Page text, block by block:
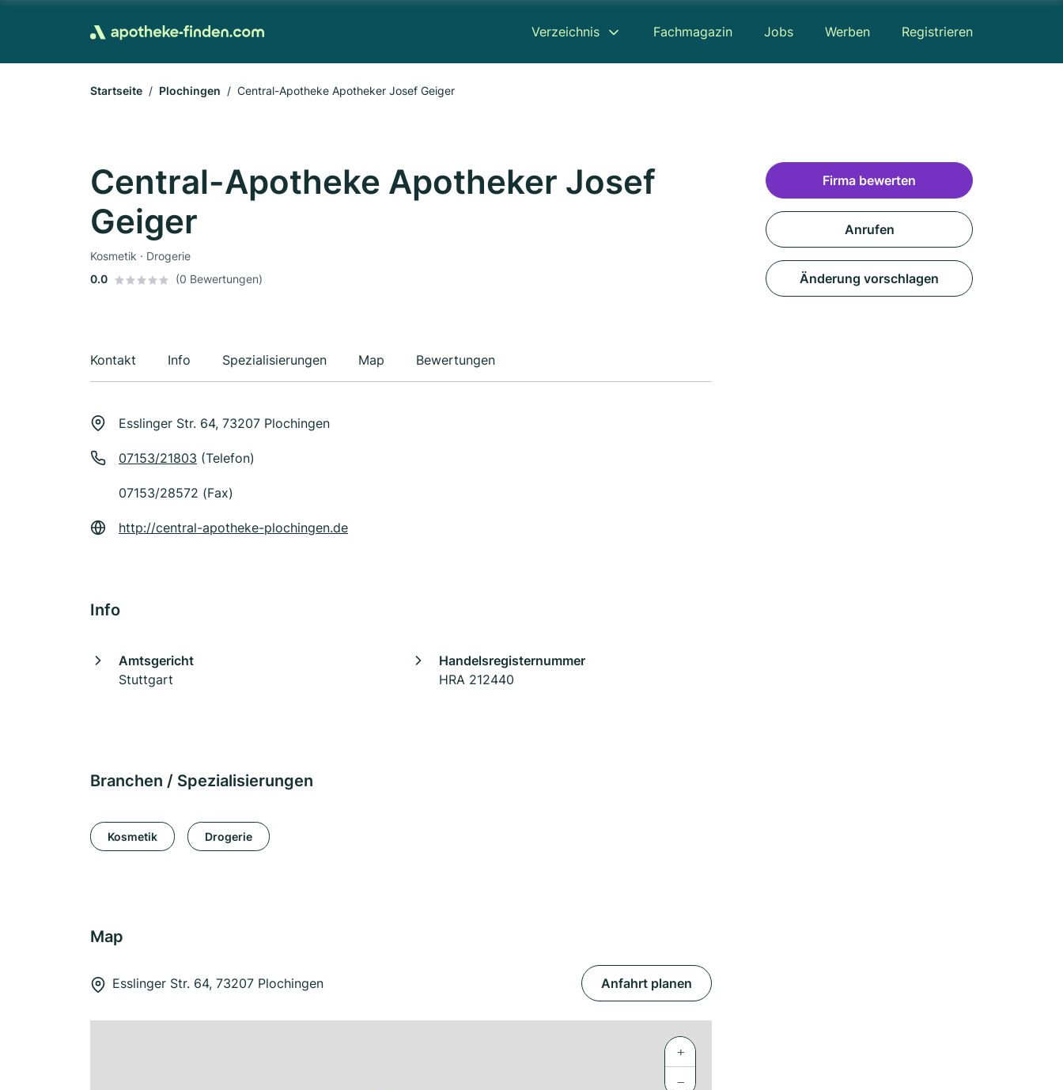
Verzeichnis Fachmagazin Jobs Werben Registrieren
Startseite Plochingen Central-Apotheke Apotheker Josef Geiger
Central-Apotheke Apotheker Josef
Geiger
Kosmetik · Drogerie
0.0
(0 Bewertungen)
Kontakt Info Spezialisierungen Map Bewertungen
Esslinger Str. 64, 73207 Plochingen
07153/21803 (Telefon)
07153/28572 (Fax)
http://central-apotheke-plochingen.de
Info
Amtsgericht
Stuttgart
Handelsregisternummer
HRA 212440
Branchen / Spezialisierungen
Kosmetik Drogerie
Map
Esslinger Str. 64, 73207 Plochingen Anfahrt planen
+
−
Firma bewerten
Anrufen
Änderung vorschlagen